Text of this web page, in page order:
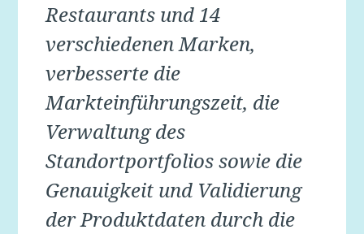
Restaurants und 14
verschiedenen Marken,
verbesserte die
Markteinführungszeit, die
Verwaltung des
Standortportfolios sowie die
Genauigkeit und Validierung
der Produktdaten durch die